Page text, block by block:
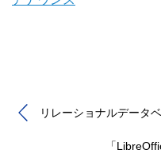
リレーショナルデータ
「